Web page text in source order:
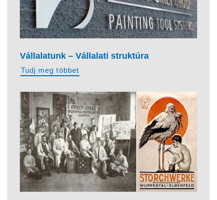
Vállalatunk – Vállalati struktúra
Tudj meg többet